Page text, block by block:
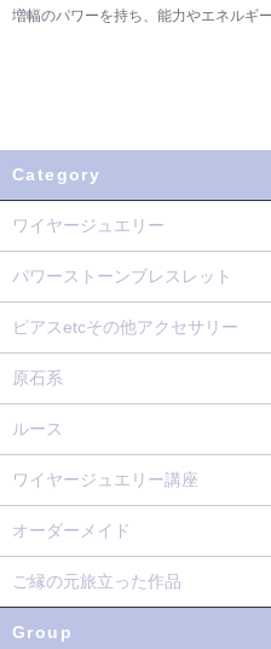
増幅のパワーを持ち、能力やエネルギ
Category
ワイヤージュエリー
パワーストーンブレスレット
ピアスetcその他アクセサリー
原石系
ルース
ワイヤージュエリー講座
オーダーメイド
ご縁の元旅立った作品
Group